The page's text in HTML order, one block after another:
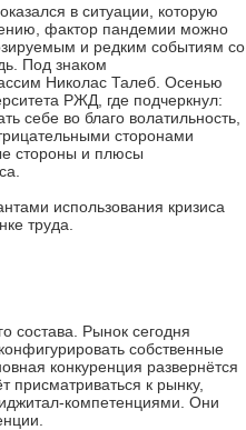
в ситуации, которую
фактор пандемии можно
и редким событиям со
Под знаком
Николас Талеб. Осенью
РЖД, где подчеркнул:
себе во благо волатильность,
сторонами
стороны и плюсы
использования кризиса
труда.
состава. Рынок сегодня
собственные
конкуренция развернётся
присматриваться к рынку,
компетенциями. Они